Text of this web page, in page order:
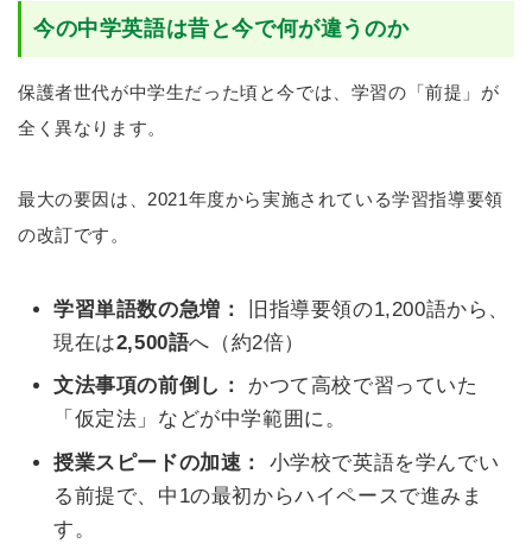
今の中学英語は昔と今で何が違うのか
保護者世代が中学生だった頃と今では、学習の「前提」が
全く異なります。
最大の要因は、2021年度から実施されている学習指導要領
の改訂です。
学習単語数の急増：
旧指導要領の1,200語から、
現在は2,500語へ（約2倍）
文法事項の前倒し：
かつて高校で習っていた
「仮定法」などが中学範囲に。
授業スピードの加速：
小学校で英語を学んでい
る前提で、中1の最初からハイペースで進みま
す。